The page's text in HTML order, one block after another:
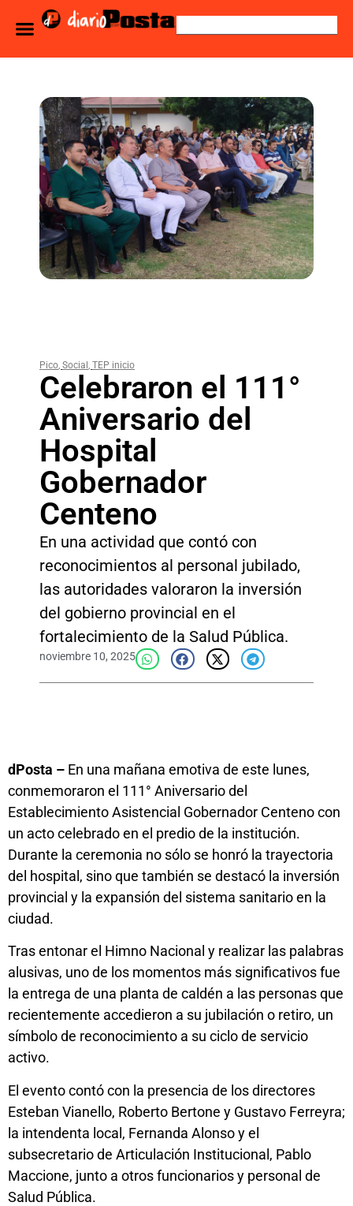
Pico, Social , TEP inicio
Celebraron el 111°
Aniversario del
Hospital
Gobernador
Centeno
En una actividad que contó con
reconocimientos al personal jubilado,
las autoridades valoraron la inversión
del gobierno provincial en el
fortalecimiento de la Salud Pública.
noviembre 10, 2025
dPosta – En una mañana emotiva de este lunes,
conmemoraron el 111° Aniversario del
Establecimiento Asistencial Gobernador Centeno con
un acto celebrado en el predio de la institución.
Durante la ceremonia no sólo se honró la trayectoria
del hospital, sino que también se destacó la inversión
provincial y la expansión del sistema sanitario en la
ciudad.
Tras entonar el Himno Nacional y realizar las palabras
alusivas, uno de los momentos más significativos fue
la entrega de una planta de caldén a las personas que
recientemente accedieron a su jubilación o retiro, un
símbolo de reconocimiento a su ciclo de servicio
activo.
El evento contó con la presencia de los directores
Esteban Vianello, Roberto Bertone y Gustavo Ferreyra;
la intendenta local, Fernanda Alonso y el
subsecretario de Articulación Institucional, Pablo
Maccione, junto a otros funcionarios y personal de
Salud Pública.